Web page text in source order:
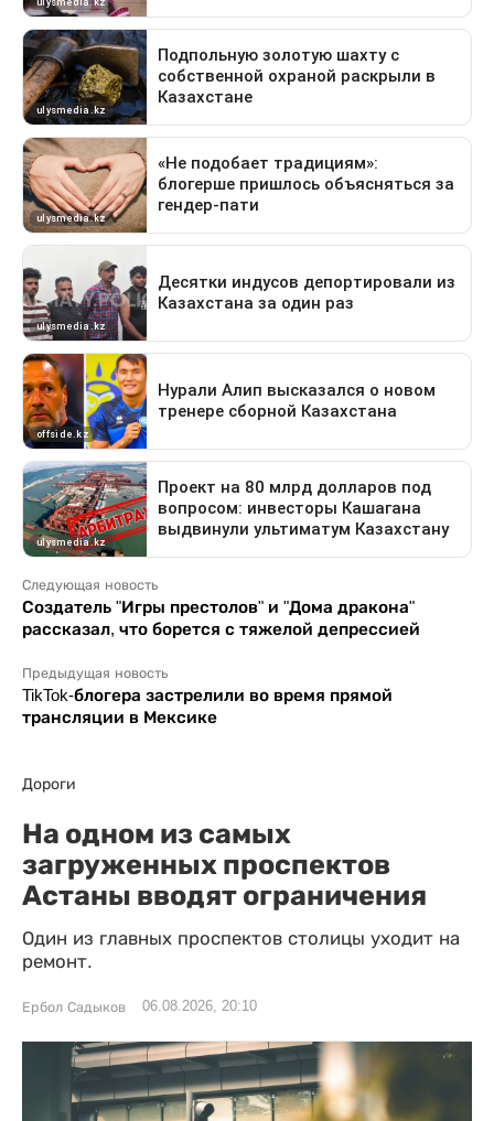
Следующая новость
Создатель "Игры престолов" и "Дома дракона"
рассказал, что борется с тяжелой депрессией
Предыдущая новость
TikTok-блогера застрелили во время прямой
трансляции в Мексике
Дороги
На одном из самых
загруженных проспектов
Астаны вводят ограничения
Один из главных проспектов столицы уходит на
ремонт.
Ербол Садыков 06.08.2026, 20:10